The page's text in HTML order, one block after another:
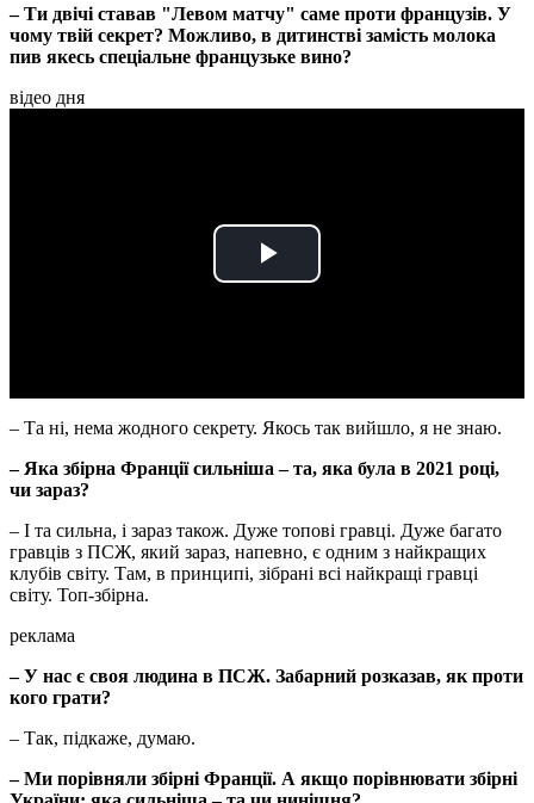
– Ти двічі ставав "Левом матчу" саме проти французів. У
чому твій секрет? Можливо, в дитинстві замість молока
пив якесь спеціальне французьке вино?
відео дня
Play
– Та ні, нема жодного секрету. Якось так вийшло, я не знаю.
– Яка збірна Франції сильніша – та, яка була в 2021 році,
чи зараз?
– І та сильна, і зараз також. Дуже топові гравці. Дуже багато
гравців з ПСЖ, який зараз, напевно, є одним з найкращих
клубів світу. Там, в принципі, зібрані всі найкращі гравці
світу. Топ-збірна.
реклама
– У нас є своя людина в ПСЖ. Забарний розказав, як проти
кого грати?
– Так, підкаже, думаю.
– Ми порівняли збірні Франції. А якщо порівнювати збірні